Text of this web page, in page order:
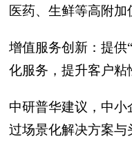
医药、生鲜等高附加
增值服务创新：提供
化服务，提升客户粘
中研普华建议，中小
过场景化解决方案与